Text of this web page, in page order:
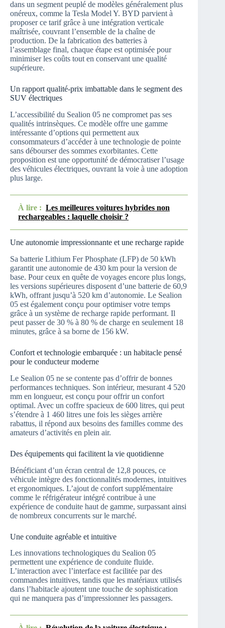
dans un segment peuplé de modèles généralement plus
onéreux, comme la Tesla Model Y. BYD parvient à
proposer ce tarif grâce à une intégration verticale
maîtrisée, couvrant l’ensemble de la chaîne de
production. De la fabrication des batteries à
l’assemblage final, chaque étape est optimisée pour
minimiser les coûts tout en conservant une qualité
supérieure.
Un rapport qualité-prix imbattable dans le segment des
SUV électriques
L’accessibilité du Sealion 05 ne compromet pas ses
qualités intrinsèques. Ce modèle offre une gamme
intéressante d’options qui permettent aux
consommateurs d’accéder à une technologie de pointe
sans débourser des sommes exorbitantes. Cette
proposition est une opportunité de démocratiser l’usage
des véhicules électriques, ouvrant la voie à une adoption
plus large.
À lire : Les meilleures voitures hybrides non
rechargeables : laquelle choisir ?
Une autonomie impressionnante et une recharge rapide
Sa batterie Lithium Fer Phosphate (LFP) de 50 kWh
garantit une autonomie de 430 km pour la version de
base. Pour ceux en quête de voyages encore plus longs,
les versions supérieures disposent d’une batterie de 60,9
kWh, offrant jusqu’à 520 km d’autonomie. Le Sealion
05 est également conçu pour optimiser votre temps
grâce à un système de recharge rapide performant. Il
peut passer de 30 % à 80 % de charge en seulement 18
minutes, grâce à sa borne de 156 kW.
Confort et technologie embarquée : un habitacle pensé
pour le conducteur moderne
Le Sealion 05 ne se contente pas d’offrir de bonnes
performances techniques. Son intérieur, mesurant 4 520
mm en longueur, est conçu pour offrir un confort
optimal. Avec un coffre spacieux de 600 litres, qui peut
s’étendre à 1 460 litres une fois les sièges arrière
rabattus, il répond aux besoins des familles comme des
amateurs d’activités en plein air.
Des équipements qui facilitent la vie quotidienne
Bénéficiant d’un écran central de 12,8 pouces, ce
véhicule intègre des fonctionnalités modernes, intuitives
et ergonomiques. L’ajout de confort supplémentaire
comme le réfrigérateur intégré contribue à une
expérience de conduite haut de gamme, surpassant ainsi
de nombreux concurrents sur le marché.
Une conduite agréable et intuitive
Les innovations technologiques du Sealion 05
permettent une expérience de conduite fluide.
L’interaction avec l’interface est facilitée par des
commandes intuitives, tandis que les matériaux utilisés
dans l’habitacle ajoutent une touche de sophistication
qui ne manquera pas d’impressionner les passagers.